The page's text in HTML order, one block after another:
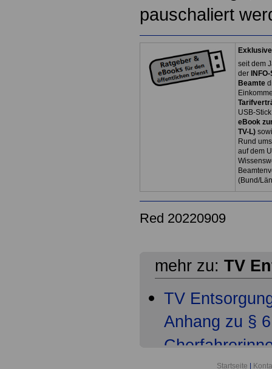
pauschaliert
seit dem
der
Beamte
USB-
eBook
TV-L)
Rund
auf dem
(Bund/
Red 20220909
mehr zu: TV
TV
Anhang zu §
Startseite